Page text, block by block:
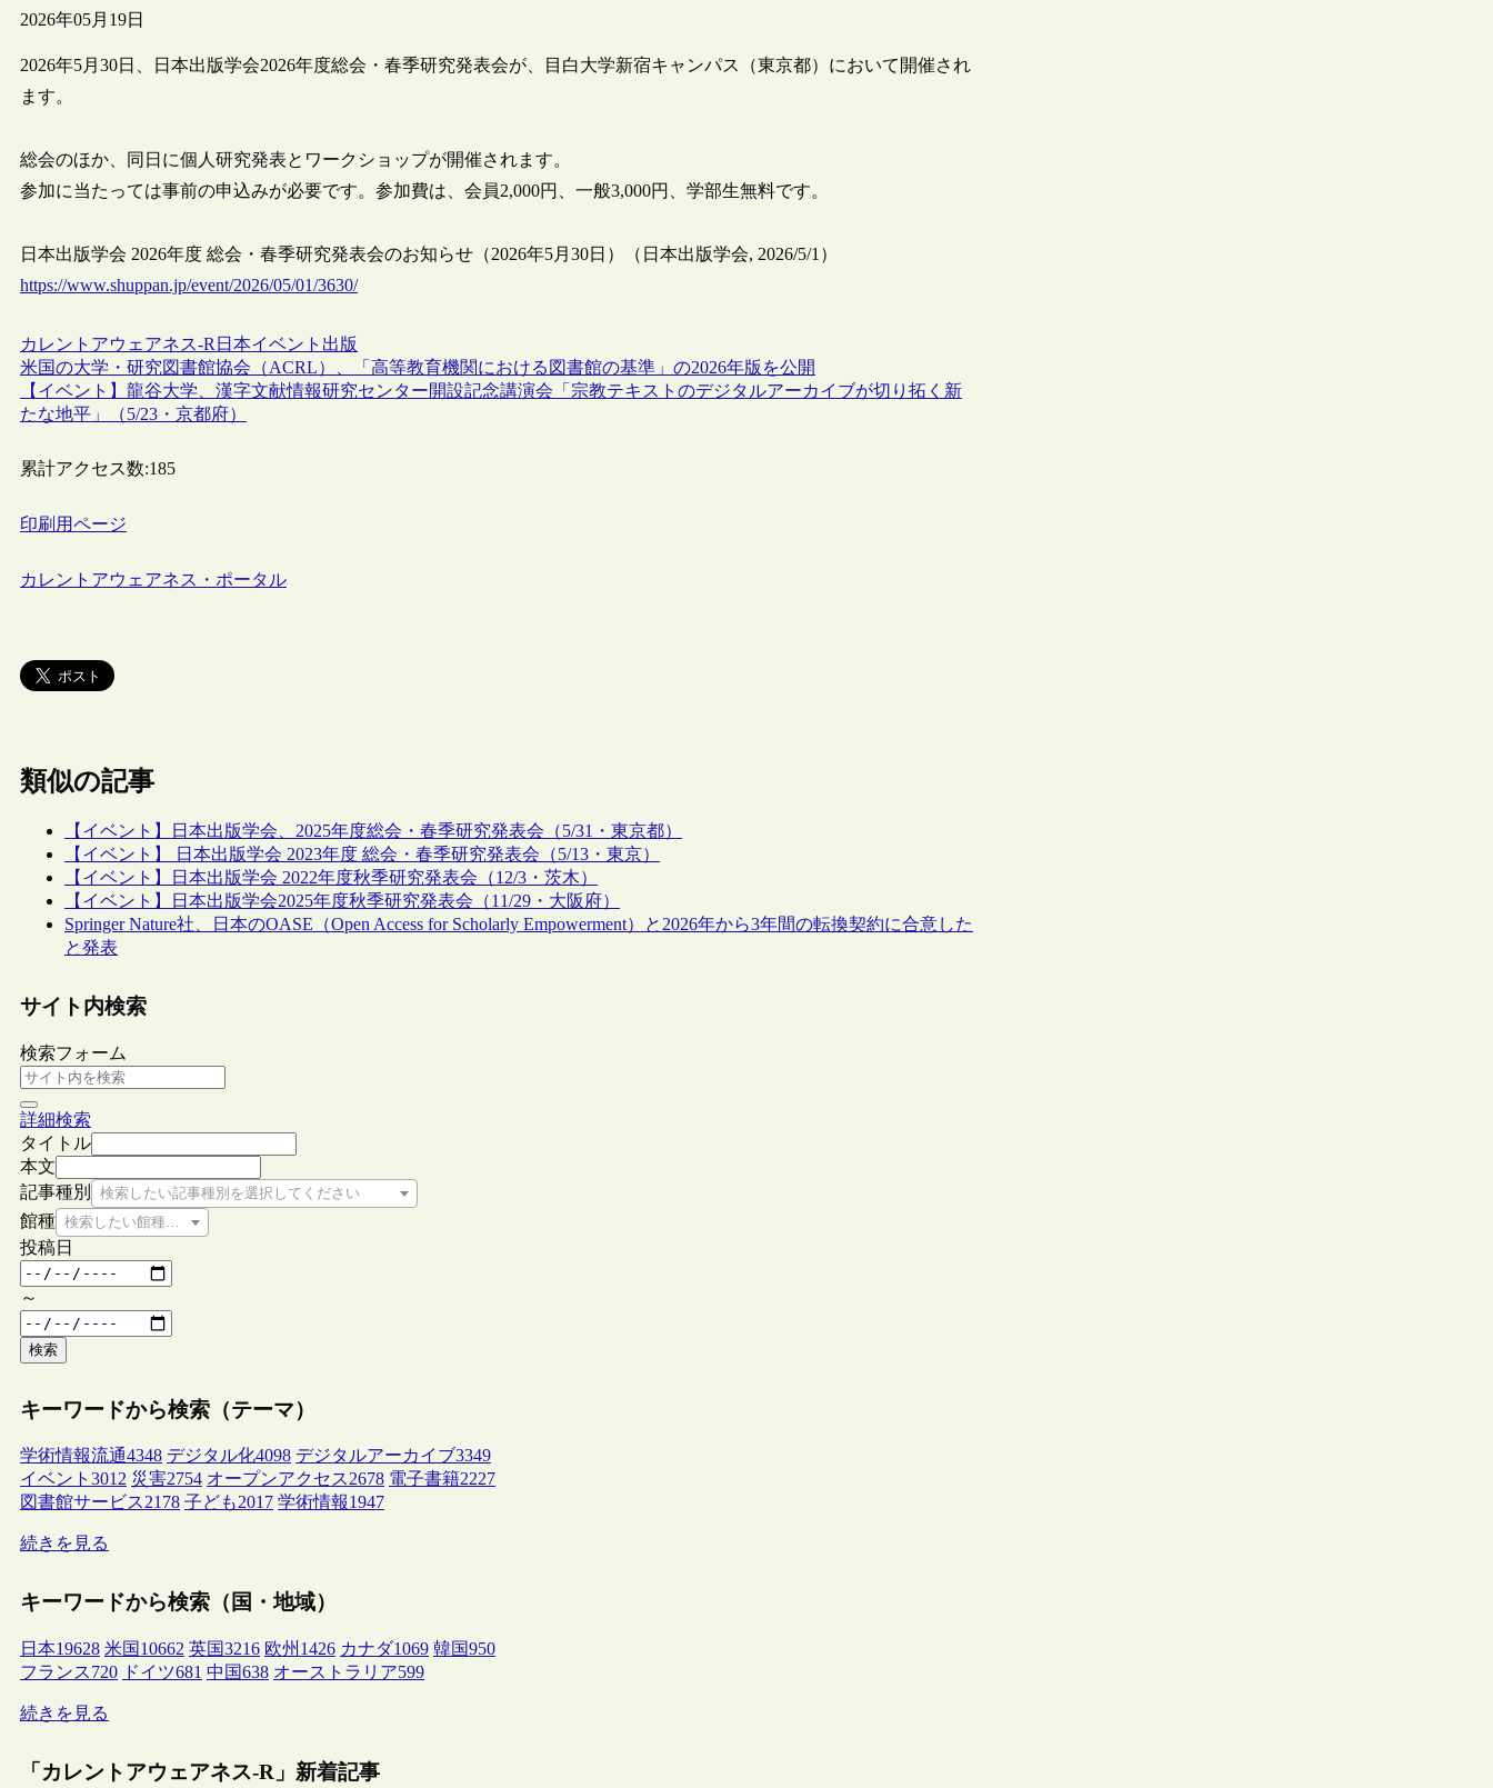
2026年05月19日
2026年5月30日、日本出版学会2026年度総会・春季研究発表会が、目白大学新宿キャンパス（東京都）において開催され
ます。
総会のほか、同日に個人研究発表とワークショップが開催されます。
参加に当たっては事前の申込みが必要です。参加費は、会員2,000円、一般3,000円、学部生無料です。
日本出版学会 2026年度 総会・春季研究発表会のお知らせ（2026年5月30日）（日本出版学会, 2026/5/1）
https://www.shuppan.jp/event/2026/05/01/3630/
カレントアウェアネス-R 日本イベント 出版
米国の大学・研究図書館協会（ACRL）、「高等教育機関における図書館の基準」の2026年版を公開
【イベント】龍谷大学、漢字文献情報研究センター開設記念講演会「宗教テキストのデジタルアーカイブが切り拓く新
たな地平」（5/23・京都府）
累計アクセス数:185
印刷用ページ
カレントアウェアネス・ポータル
類似の記事
【イベント】日本出版学会、2025年度総会・春季研究発表会（5/31・東京都）
【イベント】 日本出版学会 2023年度 総会・春季研究発表会（5/13・東京）
【イベント】日本出版学会 2022年度秋季研究発表会（12/3・茨木）
【イベント】日本出版学会2025年度秋季研究発表会（11/29・大阪府）
Springer Nature社、日本のOASE（Open Access for Scholarly Empowerment）と2026年から3年間の転換契約に合意した
と発表
サイト内検索
検索フォーム
詳細検索
タイトル
本文
記事種別
検索したい記事種別を選択してください
館種 検索したい館種を選択してください
投稿日
～
検索
キーワードから検索（テーマ）
学術情報流通4348 デジタル化4098 デジタルアーカイブ3349
イベント 3012 災害2754 オープンアクセス2678 電子書籍2227
図書館サービス2178 子ども2017 学術情報1947
続きを見る
キーワードから検索（国・地域）
日本19628 米国 10662 英国3216 欧州 1426 カナダ1069 韓国950
フランス720 ドイツ681 中国638 オーストラリア599
続きを見る
「カレントアウェアネス-R」新着記事